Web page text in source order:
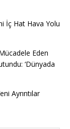
İç Hat Hava Yolu
Eden
‘Dünyada
Ayrıntılar